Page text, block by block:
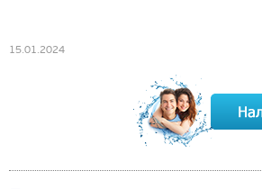
15.01.2024